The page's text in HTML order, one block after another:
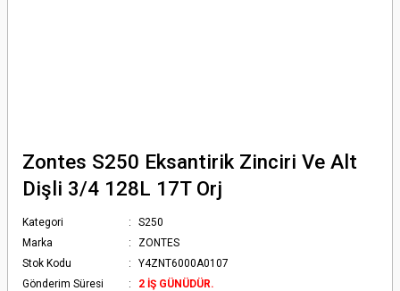
Zontes S250 Eksantirik Zinciri Ve Alt
Dişli 3/4 128L 17T Orj
Kategori
S250
Marka
ZONTES
Stok Kodu
Y4ZNT6000A0107
Gönderim Süresi
2 İŞ GÜNÜDÜR.